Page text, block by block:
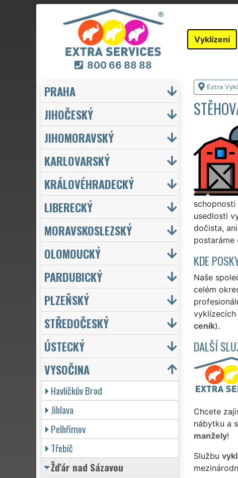
800 66 88 88
Vyklízení
Extra
usedlosti
dočista,
postaráme
KDE
Naše
celém
vyklízecích
ceník).
DALŠÍ
Chcete
nábytku a
manžely!
Službu
PRAHA
JIHOČESKÝ
JIHOMORAVSKÝ
KARLOVARSKÝ
KRÁLOVÉHRADECKÝ
LIBERECKÝ
MORAVSKOSLEZSKÝ
OLOMOUCKÝ
PARDUBICKÝ
PLZEŇSKÝ
STŘEDOČESKÝ
ÚSTECKÝ
VYSOČINA
Havlíčkův Brod
Jihlava
Pelhřimov
Třebíč
Žďár nad Sázavou